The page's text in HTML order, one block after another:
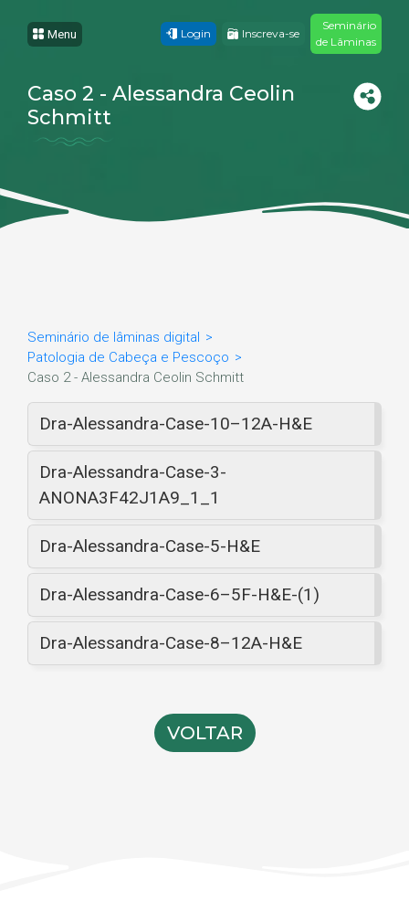
Caso 2 - Alessandra Ceolin
Schmitt
Menu Login Inscreva-se
Seminário
de Lâminas
Seminário de lâminas digital
Patologia de Cabeça e Pescoço
Caso 2 - Alessandra Ceolin Schmitt
Dra-Alessandra-Case-10–12A-H&E
Dra-Alessandra-Case-3-
ANONA3F42J1A9_1_1
Dra-Alessandra-Case-5-H&E
Dra-Alessandra-Case-6–5F-H&E-(1)
Dra-Alessandra-Case-8–12A-H&E
VOLTAR